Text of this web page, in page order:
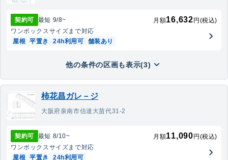
契約可 最短 9/8~ 月額16,632 円(税込)
ワンボックスサイズまで対応
屋根 平置き 24h利用可 舗装あり
他の条件の区画も表示(3)
柿花昌ガレ－ジ
大阪府泉南市信達大苗代31-2
契約可 最短 8/10~ 月額11,090 円(税込)
ワンボックスサイズまで対応
屋根 平置き 24h利用可